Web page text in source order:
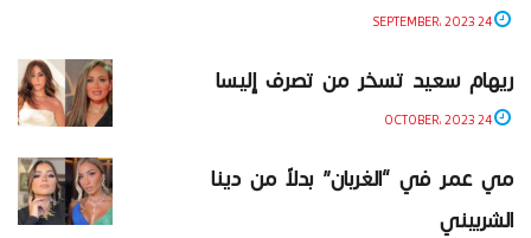
ريهام سعيد تسخر من تصرف إليسا
مي عمر في “الغربان” بدلاً من دينا
الشربيني